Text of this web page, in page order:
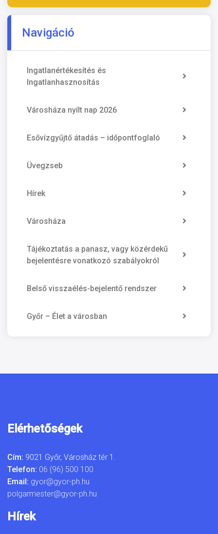
Navigáció
Ingatlanértékesítés és
Ingatlanhasznosítás
Városháza nyílt nap 2026
Esővízgyűjtő átadás – időpontfoglaló
Üvegzseb
Hírek
Városháza
Tájékoztatás a panasz, vagy közérdekű
bejelentésre vonatkozó szabályokról
Belső visszaélés-bejelentő rendszer
Győr – Élet a városban
Elérhetőségek
Cím: 9021 Győr, Városház tér 1.
Telefon: 06 (96) 500 100
Email: gyor@gyor-ph.hu
polgarmester@gyor-ph.hu
Hírek